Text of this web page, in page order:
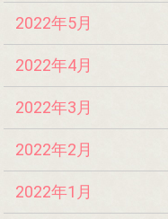
2022年5月
2022年4月
2022年3月
2022年2月
2022年1月